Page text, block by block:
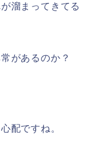
溜まってきてる
があるのか？
配ですね。